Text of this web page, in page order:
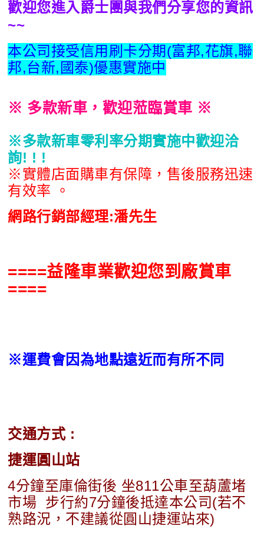
歡迎您進入爵士團與我們分享您的資訊
~~
本公司接受信用刷卡分期(富邦,花旗,聯
邦,台新,國泰)優惠實施中
※ 多款新車，歡迎蒞臨賞車 ※
※多款新車零利率分期實施中歡迎洽
詢! ! !
※實體店面購車有保障，售後服務迅速
有效率 。
網路行銷部經理:潘先生
====益隆車業歡迎您到廠賞車
====
※運費會因為地點遠近而有所不同
交通方式 :
捷運圓山站
4分鐘至庫倫街後 坐811公車至葫蘆堵
市場 步行約7分鐘後抵達本公司(若不
熟路況，不建議從圓山捷運站來)